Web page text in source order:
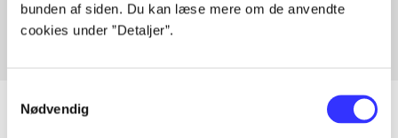
bunden af siden. Du kan læse mere om de anvendte
cookies under ”Detaljer”.
Nødvendig